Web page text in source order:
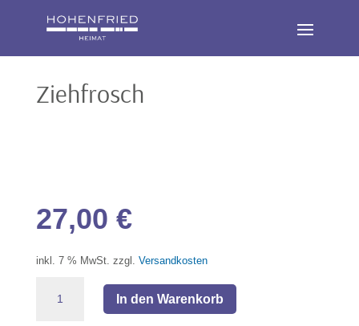
Ziehfrosch
27,00 €
inkl. 7 % MwSt. zzgl. Versandkosten
Menge
In den Warenkorb